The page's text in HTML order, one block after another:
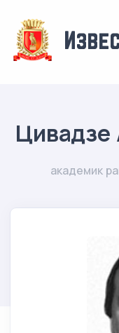
Цивадзе
академик